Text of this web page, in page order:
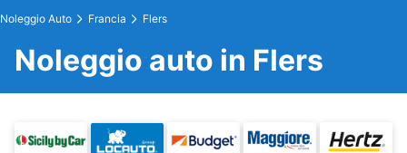
Noleggio Auto Francia Flers
Noleggio auto in Flers